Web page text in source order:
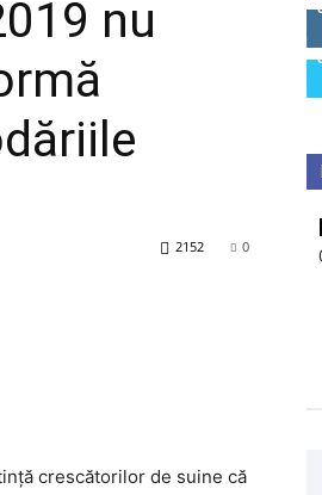
nu
0
2152
crescătorilor de suine că